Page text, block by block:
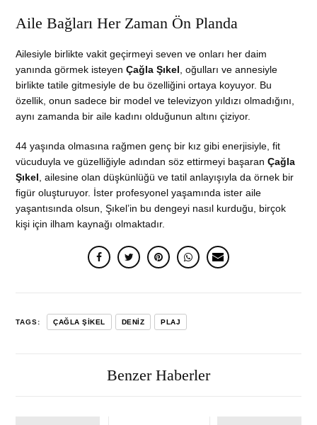
Aile Bağları Her Zaman Ön Planda
Ailesiyle birlikte vakit geçirmeyi seven ve onları her daim
yanında görmek isteyenÇağla Şıkel , oğulları ve annesiyle
birlikte tatile gitmesiyle de bu özelliğini ortaya koyuyor. Bu
özellik, onun sadece bir model ve televizyon yıldızı olmadığını,
aynı zamanda bir aile kadını olduğunun altını çiziyor.
44 yaşında olmasına rağmen genç bir kız gibi enerjisiyle, fit
vücuduyla ve güzelliğiyle adından söz ettirmeyi başaranÇağla
Şıkel , ailesine olan düşkünlüğü ve tatil anlayışıyla da örnek bir
figür oluşturuyor. İster profesyonel yaşamında ister aile
yaşantısında olsun, Şıkel’in bu dengeyi nasıl kurduğu, birçok
kişi için ilham kaynağı olmaktadır.
TAGS: ÇAĞLA ŞIKEL DENIZ PLAJ
Benzer Haberler